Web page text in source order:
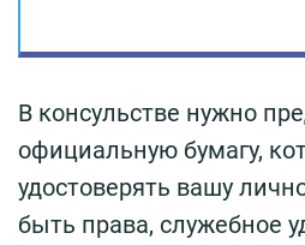
В консульстве нужно
официальную бумагу,
удостоверять вашу
быть права, служебное